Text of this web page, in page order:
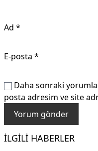
Ad *
E-posta *
Daha sonraki
posta adresim ve site
İLGILI HABERLER